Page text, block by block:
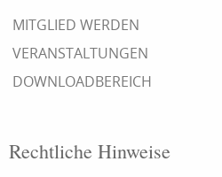
MITGLIED WERDEN
VERANSTALTUNGEN
DOWNLOADBEREICH
Rechtliche Hinweise